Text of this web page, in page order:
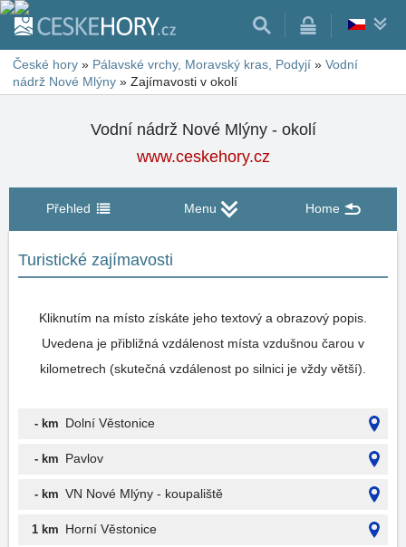
České hory » Pálavské vrchy, Moravský kras, Podyjí » Vodní
nádrž Nové Mlýny » Zajímavosti v okolí
Vodní nádrž Nové Mlýny - okolí
www.ceskehory.cz
Přehled Menu Home
Turistické zajímavosti
Kliknutím na místo získáte jeho textový a obrazový popis.
Uvedena je přibližná vzdálenost místa vzdušnou čarou v
kilometrech (skutečná vzdálenost po silnici je vždy větší).
- km Dolní Věstonice
- km Pavlov
- km VN Nové Mlýny - koupaliště
1 km Horní Věstonice